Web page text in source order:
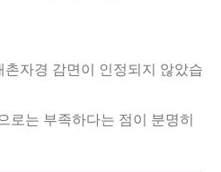
촌자경 감면이 인정되지 않았습
로는 부족하다는 점이 분명히